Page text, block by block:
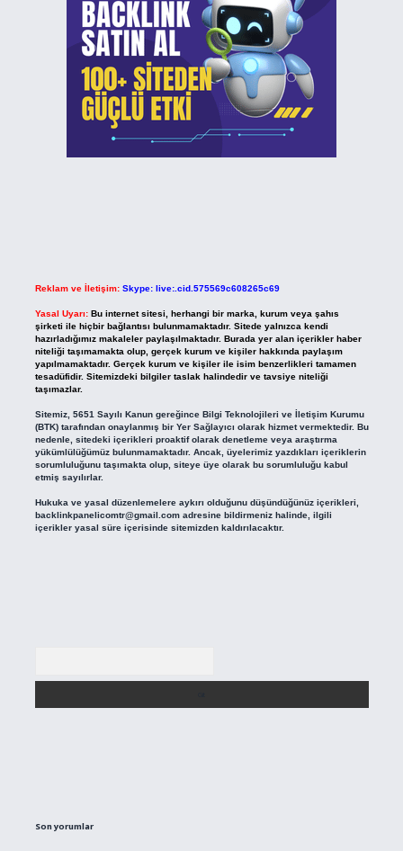
Reklam ve İletişim: Skype: live:.cid.575569c608265c69
Yasal Uyarı: Bu internet sitesi, herhangi bir marka, kurum veya şahıs
şirketi ile hiçbir bağlantısı bulunmamaktadır. Sitede yalnızca kendi
hazırladığımız makaleler paylaşılmaktadır. Burada yer alan içerikler haber
niteliği taşımamakta olup, gerçek kurum ve kişiler hakkında paylaşım
yapılmamaktadır. Gerçek kurum ve kişiler ile isim benzerlikleri tamamen
tesadüfidir. Sitemizdeki bilgiler taslak halindedir ve tavsiye niteliği
taşımazlar.
Sitemiz, 5651 Sayılı Kanun gereğince Bilgi Teknolojileri ve İletişim Kurumu
(BTK) tarafından onaylanmış bir Yer Sağlayıcı olarak hizmet vermektedir. Bu
nedenle, sitedeki içerikleri proaktif olarak denetleme veya araştırma
yükümlülüğümüz bulunmamaktadır. Ancak, üyelerimiz yazdıkları içeriklerin
sorumluluğunu taşımakta olup, siteye üye olarak bu sorumluluğu kabul
etmiş sayılırlar.
Hukuka ve yasal düzenlemelere aykırı olduğunu düşündüğünüz içerikleri,
backlinkpanelicomtr@gmail.comadresine bildirmeniz halinde, ilgili
içerikler yasal süre içerisinde sitemizden kaldırılacaktır.
Son yorumlar